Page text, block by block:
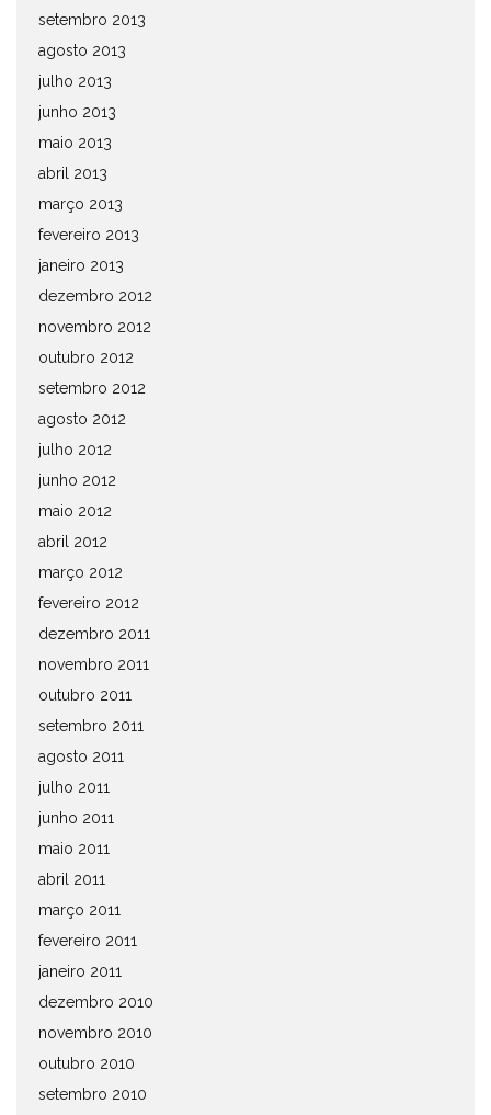
setembro 2013
agosto 2013
julho 2013
junho 2013
maio 2013
abril 2013
março 2013
fevereiro 2013
janeiro 2013
dezembro 2012
novembro 2012
outubro 2012
setembro 2012
agosto 2012
julho 2012
junho 2012
maio 2012
abril 2012
março 2012
fevereiro 2012
dezembro 2011
novembro 2011
outubro 2011
setembro 2011
agosto 2011
julho 2011
junho 2011
maio 2011
abril 2011
março 2011
fevereiro 2011
janeiro 2011
dezembro 2010
novembro 2010
outubro 2010
setembro 2010